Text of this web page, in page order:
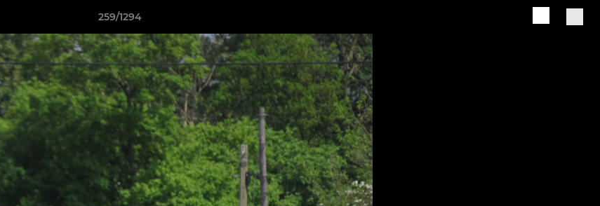
259/1294